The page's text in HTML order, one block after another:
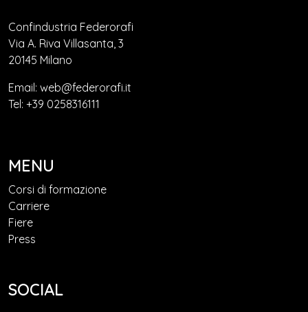
Confindustria Federorafi
Via A. Riva Villasanta, 3
20145 Milano
Email: web@federorafi.it
Tel: +39 0258316111
MENU
Corsi di formazione
Carriere
Fiere
Press
SOCIAL